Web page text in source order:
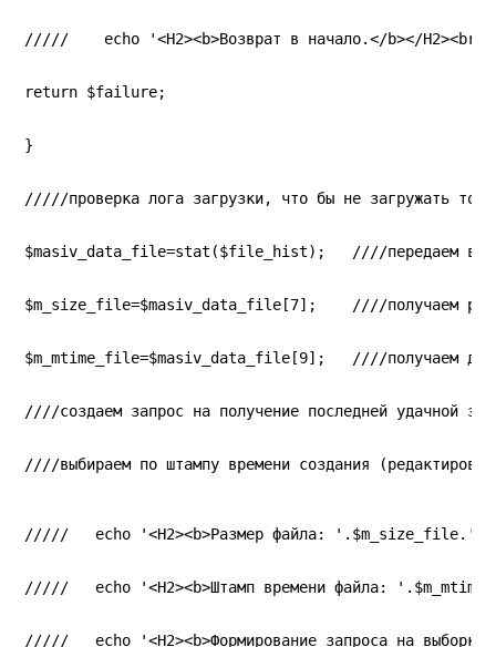
/////    echo '<H2><b>Возврат в начало.</b></
return $failure;
}
/////проверка лога загрузки, что бы не загружать
$masiv_data_file=stat($file_hist);   ////передаем в
$m_size_file=$masiv_data_file[7];    ////получаем
$m_mtime_file=$masiv_data_file[9];   ////получаем дату
////создаем запрос на получение последней удачной
////выбираем по штампу времени создания
/////   echo '<H2><b>Размер файла: '.$m_size_file.'</
/////   echo '<H2><b>Штамп времени файла:
/////   echo '<H2><b>Формирование запроса на